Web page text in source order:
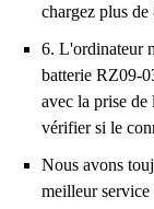
chargez plus
6. L'ordinateur
batterie RZ09-
avec la prise
vérifier si le
Nous avons
meilleur service